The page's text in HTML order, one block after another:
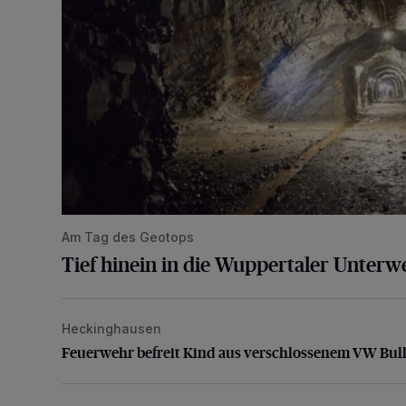
Am Tag des Geotops
Tief hinein in die Wuppertaler
Feuerwehr befreit Kind aus verschlossenem VW Bulli
Heckinghausen
Feuerwehr befreit Kind aus verschlossenem VW